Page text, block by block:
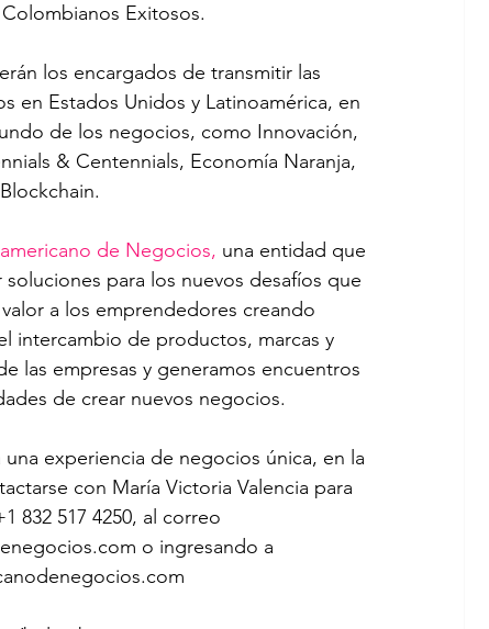
Exitosos.
los encargados de transmitir las
en Estados Unidos y Latinoamérica, en
de los negocios, como Innovación,
& Centennials, Economía Naranja,
de Negocios, una entidad que
para los nuevos desafíos que
a los emprendedores creando
intercambio de productos, marcas y
las empresas y generamos encuentros
de crear nuevos negocios.
experiencia de negocios única, en la
con María Victoria Valencia para
832 517 4250, al correo
o ingresando a